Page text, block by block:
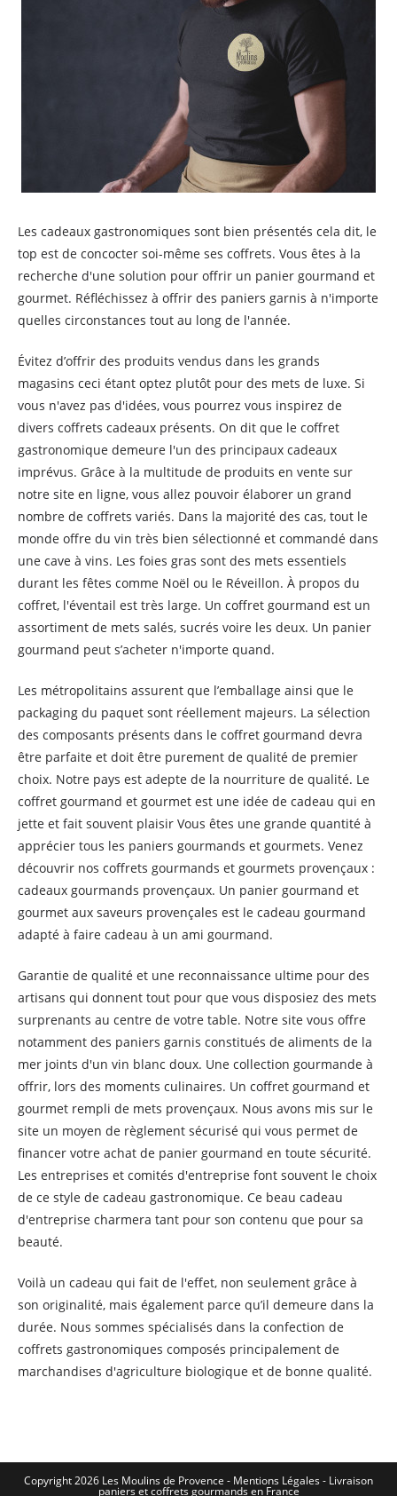
Les cadeaux gastronomiques sont bien présentés cela dit, le
top est de concocter soi-même ses coffrets. Vous êtes à la
recherche d'une solution pour offrir un panier gourmand et
gourmet. Réfléchissez à offrir des paniers garnis à n'importe
quelles circonstances tout au long de l'année.
Évitez d’offrir des produits vendus dans les grands
magasins ceci étant optez plutôt pour des mets de luxe. Si
vous n'avez pas d'idées, vous pourrez vous inspirez de
divers coffrets cadeaux présents. On dit que le coffret
gastronomique demeure l'un des principaux cadeaux
imprévus. Grâce à la multitude de produits en vente sur
notre site en ligne, vous allez pouvoir élaborer un grand
nombre de coffrets variés. Dans la majorité des cas, tout le
monde offre du vin très bien sélectionné et commandé dans
une cave à vins. Les foies gras sont des mets essentiels
durant les fêtes comme Noël ou le Réveillon. À propos du
coffret, l'éventail est très large. Un coffret gourmand est un
assortiment de mets salés, sucrés voire les deux. Un panier
gourmand peut s’acheter n'importe quand.
Les métropolitains assurent que l’emballage ainsi que le
packaging du paquet sont réellement majeurs. La sélection
des composants présents dans le coffret gourmand devra
être parfaite et doit être purement de qualité de premier
choix. Notre pays est adepte de la nourriture de qualité. Le
coffret gourmand et gourmet est une idée de cadeau qui en
jette et fait souvent plaisir Vous êtes une grande quantité à
apprécier tous les paniers gourmands et gourmets. Venez
découvrir nos coffrets gourmands et gourmets provençaux :
cadeaux gourmands provençaux. Un panier gourmand et
gourmet aux saveurs provençales est le cadeau gourmand
adapté à faire cadeau à un ami gourmand.
Garantie de qualité et une reconnaissance ultime pour des
artisans qui donnent tout pour que vous disposiez des mets
surprenants au centre de votre table. Notre site vous offre
notamment des paniers garnis constitués de aliments de la
mer joints d'un vin blanc doux. Une collection gourmande à
offrir, lors des moments culinaires. Un coffret gourmand et
gourmet rempli de mets provençaux. Nous avons mis sur le
site un moyen de règlement sécurisé qui vous permet de
financer votre achat de panier gourmand en toute sécurité.
Les entreprises et comités d'entreprise font souvent le choix
de ce style de cadeau gastronomique. Ce beau cadeau
d'entreprise charmera tant pour son contenu que pour sa
beauté.
Voilà un cadeau qui fait de l'effet, non seulement grâce à
son originalité, mais également parce qu’il demeure dans la
durée. Nous sommes spécialisés dans la confection de
coffrets gastronomiques composés principalement de
marchandises d'agriculture biologique et de bonne qualité.
Copyright 2026 Les Moulins de Provence - Mentions Légales - Livraison
paniers et coffrets gourmands en France